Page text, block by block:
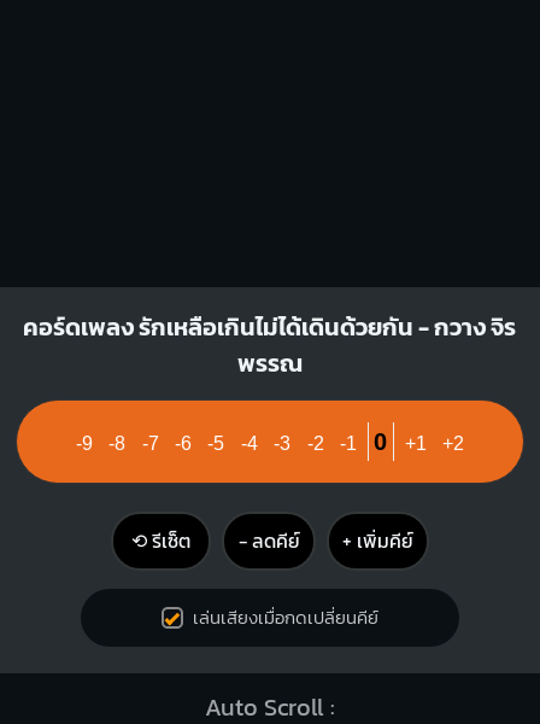
คอร์ดเพลง รักเหลือเกินไม่ได้เดินด้วยกัน - กวาง จิร
พรรณ
-9 -8 -7 -6 -5 -4 -3 -2 -1 0 +1 +2
⟲ รีเซ็ต − ลดคีย์ + เพิ่มคีย์
เล่นเสียงเมื่อกดเปลี่ยนคีย์
Auto Scroll :